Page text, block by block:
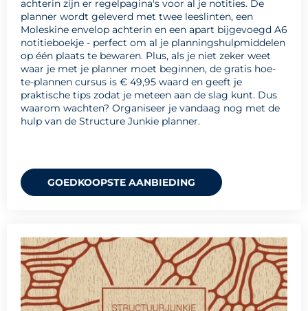
achterin zijn er regelpagina's voor al je notities. De
planner wordt geleverd met twee leeslinten, een
Moleskine envelop achterin en een apart bijgevoegd A6
notitieboekje - perfect om al je planningshulpmiddelen
op één plaats te bewaren. Plus, als je niet zeker weet
waar je met je planner moet beginnen, de gratis hoe-
te-plannen cursus is € 49,95 waard en geeft je
praktische tips zodat je meteen aan de slag kunt. Dus
waarom wachten? Organiseer je vandaag nog met de
hulp van de Structure Junkie planner.
GOEDKOOPSTE AANBIEDING